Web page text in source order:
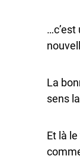
La
sens
Et là